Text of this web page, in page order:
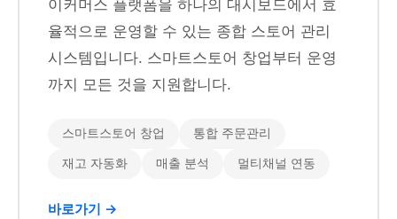
이커머스 플랫폼을 하나의 대시보드에서 효
율적으로 운영할 수 있는 종합 스토어 관리
시스템입니다. 스마트스토어 창업부터 운영
까지 모든 것을 지원합니다.
스마트스토어 창업 통합 주문관리
재고 자동화 매출 분석 멀티채널 연동
바로가기 →